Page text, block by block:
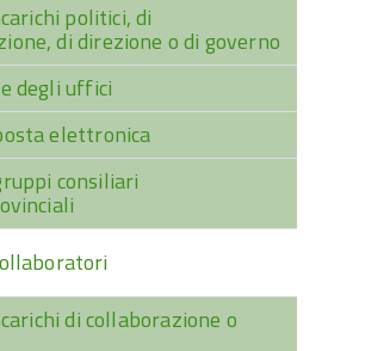
politici, di
di direzione o di governo
degli uffici
elettronica
consiliari
di collaborazione o